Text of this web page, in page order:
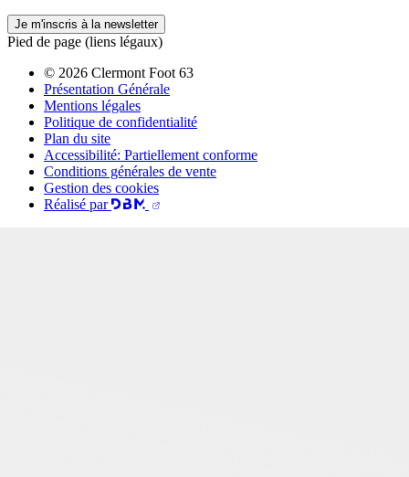
Je m'inscris à la newsletter
Pied de page (liens légaux)
© 2026 Clermont Foot 63
Présentation Générale
Mentions légales
Politique de confidentialité
Plan du site
Accessibilité: Partiellement conforme
Conditions générales de vente
Gestion des cookies
Réalisé par